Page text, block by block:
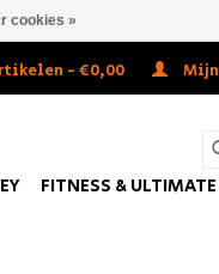
- €0,00
FITNESS &
cookies »